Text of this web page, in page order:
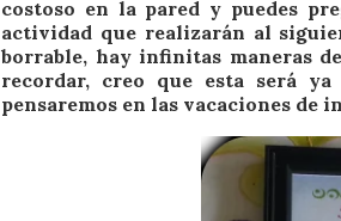
costoso en la pared y puedes
actividad que realizarán al
borrable, hay infinitas maneras
recordar, creo que esta será
pensaremos en las vacaciones de